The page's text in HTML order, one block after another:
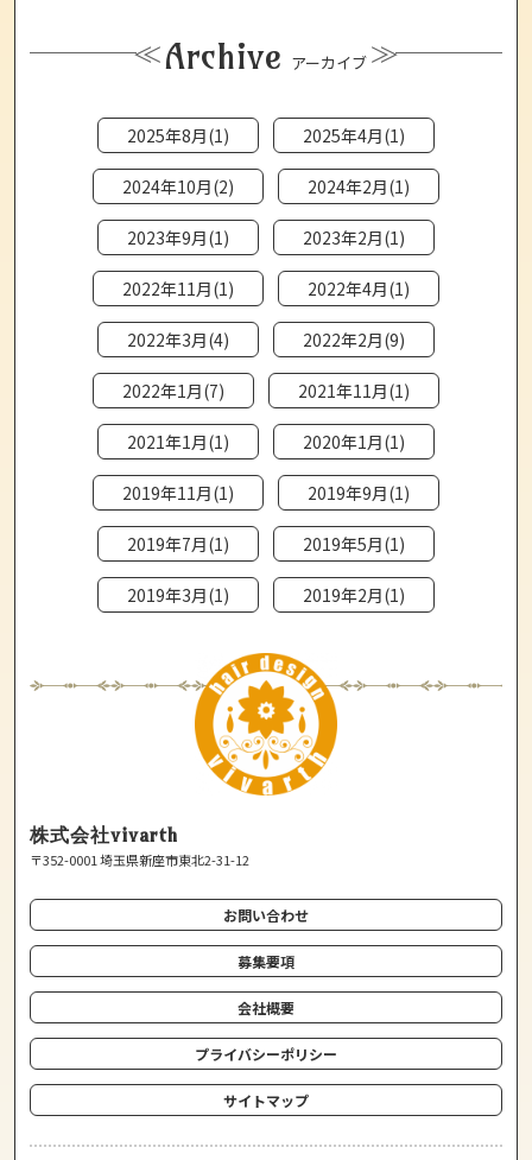
Archive アーカイブ
2025年8月(1) 2025年4月(1)
2024年10月(2) 2024年2月(1)
2023年9月(1) 2023年2月(1)
2022年11月(1) 2022年4月(1)
2022年3月(4) 2022年2月(9)
2022年1月(7) 2021年11月(1)
2021年1月(1) 2020年1月(1)
2019年11月(1) 2019年9月(1)
2019年7月(1) 2019年5月(1)
2019年3月(1) 2019年2月(1)
株式会社vivarth
〒352-0001 埼玉県新座市東北2-31-12
お問い合わせ
募集要項
会社概要
プライバシーポリシー
サイトマップ